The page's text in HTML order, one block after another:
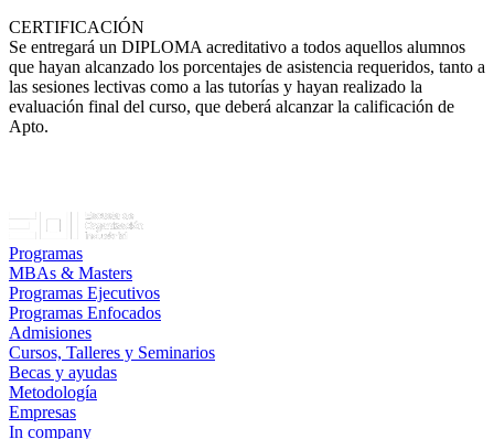
CERTIFICACIÓN
Se entregará un DIPLOMA acreditativo a todos aquellos alumnos
que hayan alcanzado los porcentajes de asistencia requeridos, tanto a
las sesiones lectivas como a las tutorías y hayan realizado la
evaluación final del curso, que deberá alcanzar la calificación de
Apto.
Programas
MBAs & Masters
Programas Ejecutivos
Programas Enfocados
Admisiones
Cursos, Talleres y Seminarios
Becas y ayudas
Metodología
Empresas
In company